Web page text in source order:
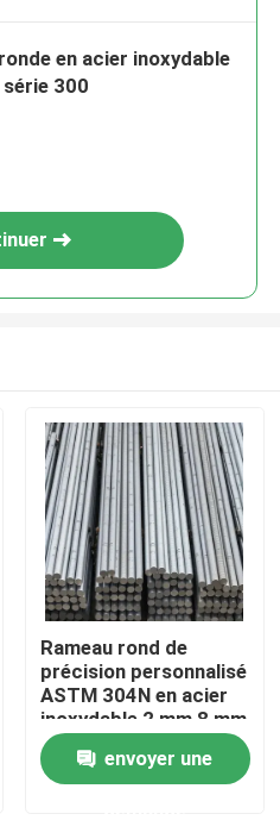
en acier inoxydable
300
Rameau rond de
précision personnalisé
ASTM 304N en acier
inoxydable 2 mm 8 mm
BA,NO1,NO4 Finition
pour les structures
envoyer une